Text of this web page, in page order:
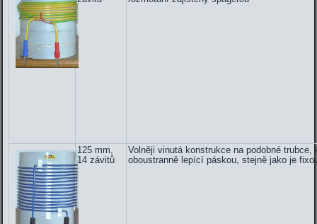
125 mm,
14 závitů
Volněji vinutá konstrukce na podobné
oboustranně lepící páskou, stejně jako je